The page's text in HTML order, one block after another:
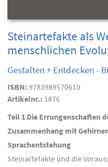
Steinartefakte als
menschlichen
Gestalten + Entdecken -
ISBN: 9783989570610
Artikelnr.: 1876
Teil 1 Die Errungenschaften
Zusammenhang mit
Sprachentstehung
Steinartefakte und die